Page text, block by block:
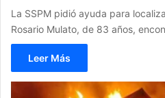
La SSPM pidió ayuda para
Rosario Mulato, de 83 años,
Leer Más